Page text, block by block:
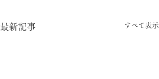
最新記事 すべて表示